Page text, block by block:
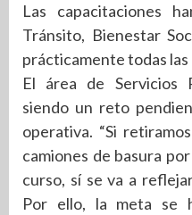
Las capacitaciones
Tránsito, Bienestar
prácticamente todas
El área de Servicios
siendo un reto
operativa. “Si
camiones de basura
curso, sí se va a
Por ello, la meta se